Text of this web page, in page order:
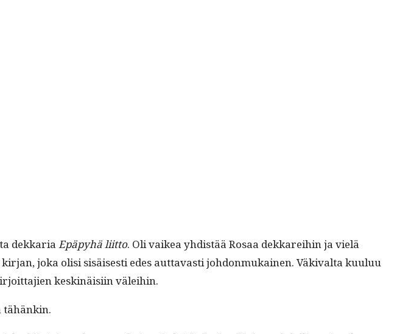
dekkaria Epäpy­hä liit­to. Oli vaikea yhdis­tää Rosaa dekkarei­hin ja vielä
joka olisi sisäis­es­ti edes aut­tavasti johdon­mukainen. Väki­val­ta kuu­luu
keskinäisi­in väleihin.
tähänkin.